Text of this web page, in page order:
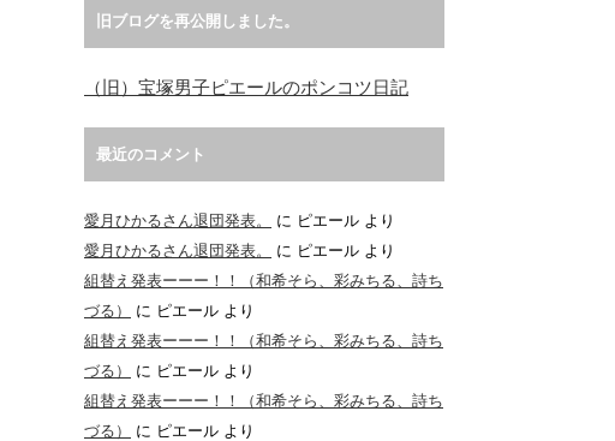
旧ブログを再公開しました。
（旧）宝塚男子ピエールのポンコツ日記
最近のコメント
愛月ひかるさん退団発表。 に ピエール より
愛月ひかるさん退団発表。
に ピエール より
組替え発表ーーー！！（和希そら、彩みちる、詩ち
づる）
に ピエール より
組替え発表ーーー！！（和希そら、彩みちる、詩ち
づる）
に ピエール より
組替え発表ーーー！！（和希そら、彩みちる、詩ち
づる）
に ピエール より